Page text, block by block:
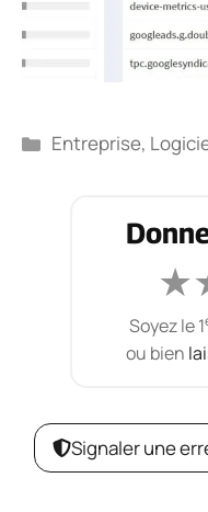
Catégories
Entreprise,
★
Soyez le 1
ou bien
Signaler une